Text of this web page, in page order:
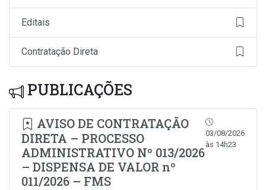
Editais
Contratação Direta
PUBLICAÇÕES
AVISO DE CONTRATAÇÃO
DIRETA – PROCESSO
ADMINISTRATIVO Nº 013/2026
– DISPENSA DE VALOR nº
011/2026 – FMS
03/08/2026
às 14h23